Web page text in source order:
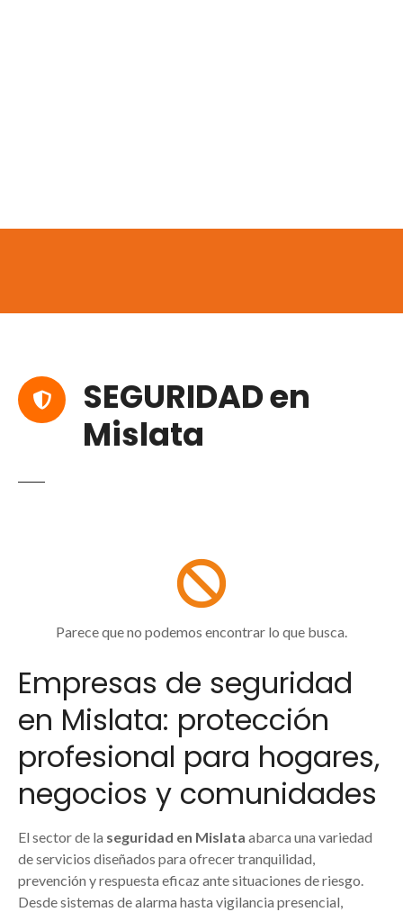
SEGURIDAD en
Mislata
Parece que no podemos encontrar lo que busca.
Empresas de seguridad
en Mislata: protección
profesional para hogares,
negocios y comunidades
El sector de la seguridad en Mislata abarca una variedad
de servicios diseñados para ofrecer tranquilidad,
prevención y respuesta eficaz ante situaciones de riesgo.
Desde sistemas de alarma hasta vigilancia presencial,